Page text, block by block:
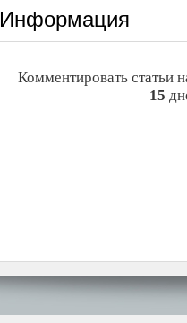
Информация
Комментировать статьи
15